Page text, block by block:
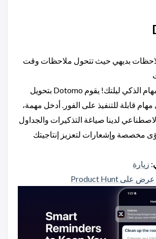
بديهي حيث تتحول ملاحظات وقت
: رفيق المهام الذكي ليلتك! يقوم Dotomo بتحويل
مهام قابلة للتنفيذ على الفور. أدخل مهمة،
لدينا صياغة التذكيرات والجداول
مخصصة وإشعارات لتعزيز إنتاجيتك
: زيارة
عرض على Product Hunt